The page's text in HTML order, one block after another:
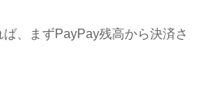
、まずPayPay残高から決済さ